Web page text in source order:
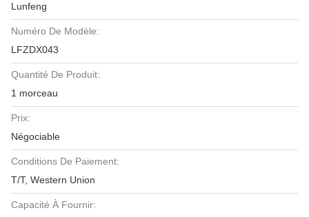
Lunfeng
Numéro De Modèle:
LFZDX043
Quantité De Produit:
1 morceau
Prix:
Négociable
Conditions De Paiement:
T/T, Western Union
Capacité À Fournir: